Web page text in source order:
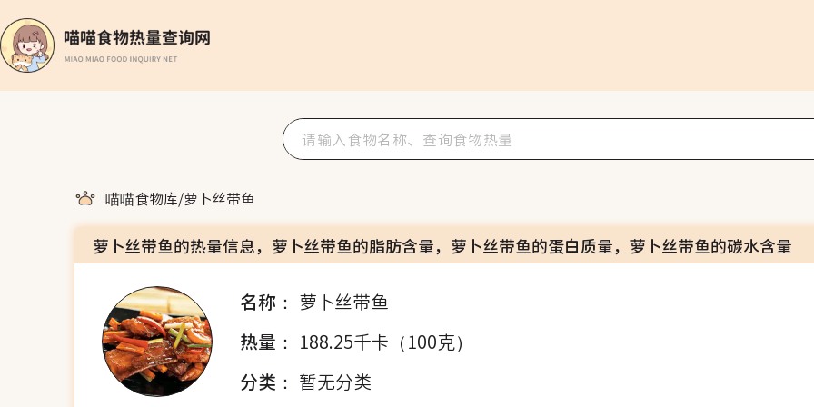
喵喵食物库/萝卜丝带鱼
萝卜丝带鱼的热量信息，萝卜丝带鱼的脂肪含量，萝卜丝带鱼的蛋白质量，萝卜丝带鱼的碳水含量
名称： 萝卜丝带鱼
热量： 188.25千卡（100克）
分类： 暂无分类